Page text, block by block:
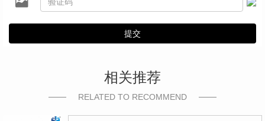
提交
相关推荐
RELATED TO RECOMMEND